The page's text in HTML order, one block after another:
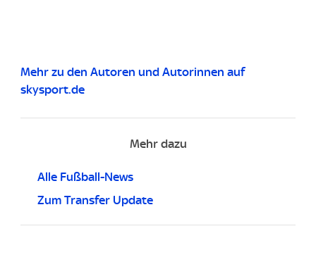
Mehr zu den Autoren und Autorinnen auf
skysport.de
Mehr dazu
Alle Fußball-News
Zum Transfer Update